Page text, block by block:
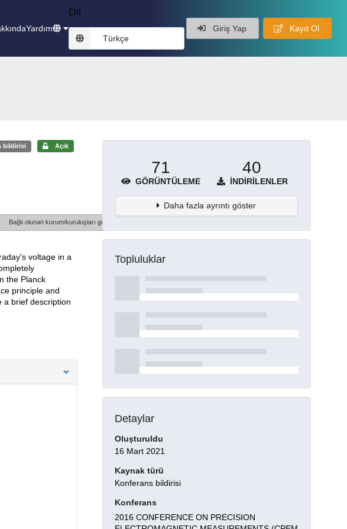
Yardım
Dil
Türkçe
Giriş Yap Kayıt Ol
bildirisi Açık
Bağlı olunan kurum/kuruluşları göster
voltage in a
the Planck
principle and
a brief description
71
GÖRÜNTÜLEME
40
İNDIRILENLER
Daha fazla ayrıntı göster
Topluluklar
Detaylar
Oluşturuldu
16 Mart 2021
Kaynak türü
Konferans bildirisi
Konferans
2016 CONFERENCE ON PRECISION